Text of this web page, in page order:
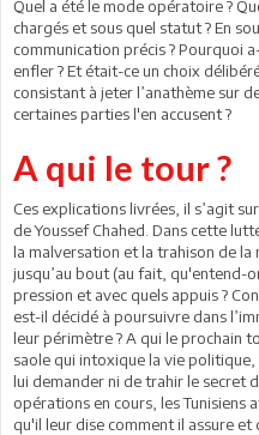
Quel a été le mode opératoire ?
chargés et sous quel statut ? En
communication précis ? Pourquoi
enfler ? Et était-ce un choix
consistant à jeter l’anathème sur
certaines parties l'en accusent ?
A qui le tour ?
Ces explications livrées, il s’agit
de Youssef Chahed. Dans cette
la malversation et la trahison de
jusqu’au bout (au fait, qu'entend-
pression et avec quels appuis ?
est-il décidé à poursuivre dans
leur périmètre ? A qui le prochain
saole qui intoxique la vie politique,
lui demander ni de trahir le secret
opérations en cours, les Tunisiens
qu'il leur dise comment il assure et